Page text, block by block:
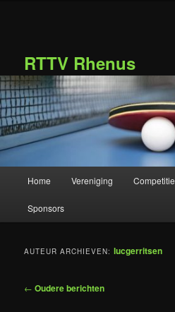
inhoud
inhoudRTTV Rhenus
Home Vereniging Competitie
Sponsors
AUTEUR ARCHIEVEN: lucgerritsen
Bericht
← Oudere berichten